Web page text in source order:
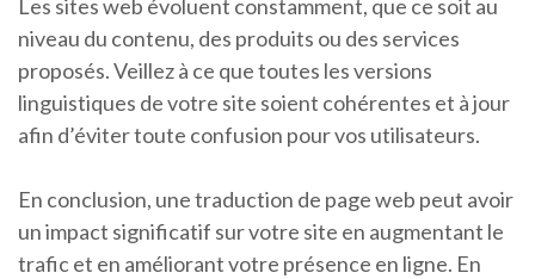
Les sites web évoluent constamment, que ce soit au
niveau du contenu, des produits ou des services
proposés. Veillez à ce que toutes les versions
linguistiques de votre site soient cohérentes et à jour
afin d’éviter toute confusion pour vos utilisateurs.
En conclusion, une traduction de page web peut avoir
un impact significatif sur votre site en augmentant le
trafic et en améliorant votre présence en ligne. En